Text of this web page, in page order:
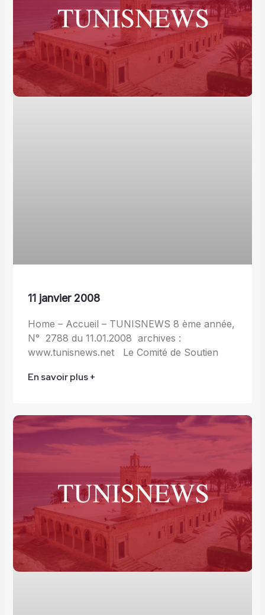
11 janvier 2008
Home – Accueil – TUNISNEWS 8 ème année,
N° 2788 du 11.01.2008 archives :
www.tunisnews.net Le Comité de Soutien
En savoir plus +